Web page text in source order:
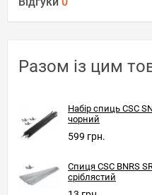
Разом із цим
Набір спиць CSC
чорний
599 грн.
Спиця CSC BNRS
сріблястий